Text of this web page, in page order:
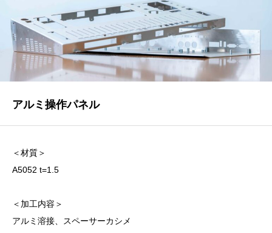
アルミ操作パネル
＜材質＞
A5052 t=1.5
＜加工内容＞
アルミ溶接、スペーサーカシメ